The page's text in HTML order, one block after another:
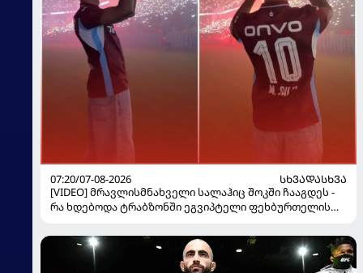
07:20/07-08-2026
ᲡᲮᲕᲐᲓᲐᲡᲮᲕᲐ
[VIDEO] მრავლისმნახველი სალაჰიც შოკში ჩააგდეს -
რა ხდებოდა ტრაბზონში ეგვიპტელი ფეხბურთელის